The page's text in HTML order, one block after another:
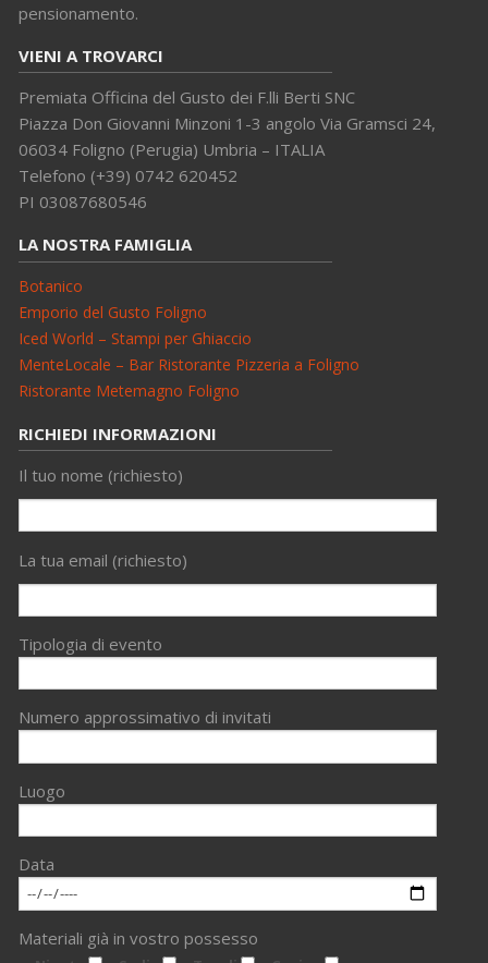
pensionamento.
VIENI A TROVARCI
Premiata Officina del Gusto dei F.lli Berti SNC
Piazza Don Giovanni Minzoni 1-3 angolo Via Gramsci 24,
06034 Foligno (Perugia) Umbria – ITALIA
Telefono (+39) 0742 620452
PI 03087680546
LA NOSTRA FAMIGLIA
Botanico
Emporio del Gusto Foligno
Iced World – Stampi per Ghiaccio
MenteLocale – Bar Ristorante Pizzeria a Foligno
Ristorante Metemagno Foligno
RICHIEDI INFORMAZIONI
Il tuo nome (richiesto)
La tua email (richiesto)
Tipologia di evento
Numero approssimativo di invitati
Luogo
Data
Materiali già in vostro possesso